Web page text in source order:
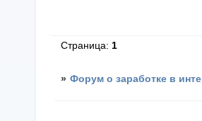
Страница:1
» Форум о заработке в